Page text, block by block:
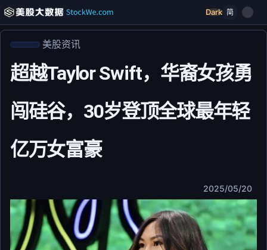
Dark 简
美股资讯
超越Taylor Swift，华裔女孩勇
闯硅谷，30岁登顶全球最年轻
亿万女富豪
2025/05/20